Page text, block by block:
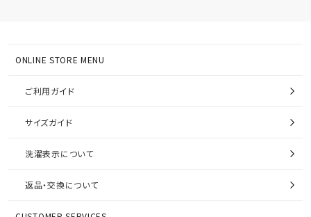
ONLINE STORE MENU
ご利用ガイド
サイズガイド
洗濯表示について
返品・交換について